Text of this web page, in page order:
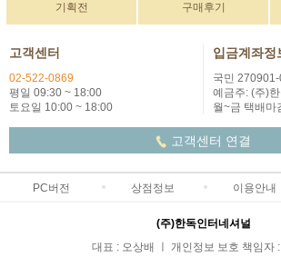
기획전 구매후기
고객센터
02-522-0869
평일 09:30 ~ 18:00
토요일 10:00 ~ 18:00
입금계좌정
국민
예금주: (주)
월~금 택배마
고객센터 연결
PC버전 상점정보 이용안내
(주)한독인터네셔널
대표 : 오상배 ㅣ 개인정보 보호 책임자